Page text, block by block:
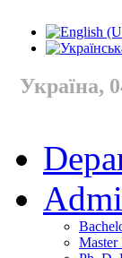
Україна,
Master